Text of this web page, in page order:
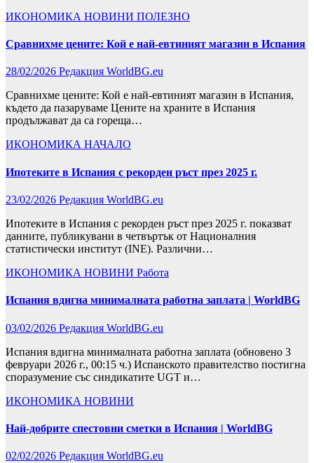
ИКОНОМИКА НОВИНИ ПОЛЕЗНО
Сравнихме цените: Кой е най-евтиният магазин в Испания
28/02/2026 Редакция WorldBG.eu
Сравнихме цените: Кой е най-евтиният магазин в Испания,
където да пазаруваме Цените на храните в Испания
продължават да са гореща…
ИКОНОМИКА НАЧАЛО
Ипотеките в Испания с рекорден ръст през 2025 г.
23/02/2026 Редакция WorldBG.eu
Ипотеките в Испания с рекорден ръст през 2025 г. показват
данните, публикувани в четвъртък от Националния
статистически институт (INE). Различни…
ИКОНОМИКА НОВИНИ Работа
Испания вдигна минималната работна заплата | WorldBG
03/02/2026 Редакция WorldBG.eu
Испания вдигна минималната работна заплата (обновено 3
февруари 2026 г., 00:15 ч.) Испанското правителство постигна
споразумение със синдикатите UGT и…
ИКОНОМИКА НОВИНИ
Най-добрите спестовни сметки в Испания | WorldBG
02/02/2026 Редакция WorldBG.eu